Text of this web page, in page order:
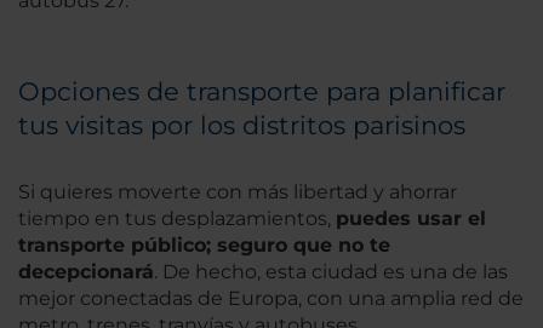
Opciones de transporte para planificar
tus visitas por los distritos parisinos
Si quieres moverte con más libertad y ahorrar
tiempo en tus desplazamientos, puedes usar el
transporte público; seguro que no te
decepcionará. De hecho, esta ciudad es una de las
mejor conectadas de Europa, con una amplia red de